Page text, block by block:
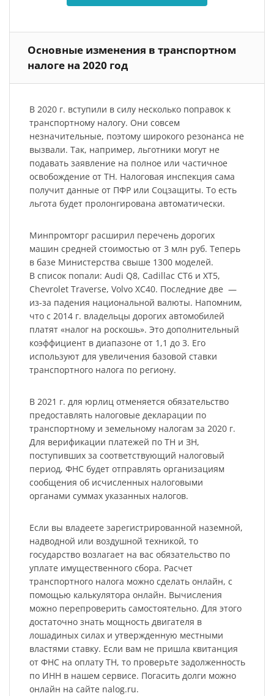
Основные изменения в транспортном
налоге на 2020 год
В 2020 г. вступили в силу несколько поправок к
транспортному налогу. Они совсем
незначительные, поэтому широкого резонанса не
вызвали. Так, например, льготники могут не
подавать заявление на полное или частичное
освобождение от ТН. Налоговая инспекция сама
получит данные от ПФР или Соцзащиты. То есть
льгота будет пролонгирована автоматически.
Минпромторг расширил перечень дорогих
машин средней стоимостью от 3 млн руб. Теперь
в базе Министерства свыше 1300 моделей.
В список попали: Audi Q8, Cadillac CT6 и XT5,
Chevrolet Traverse, Volvo XC40. Последние две —
из-за падения национальной валюты. Напомним,
что с 2014 г. владельцы дорогих автомобилей
платят «налог на роскошь». Это дополнительный
коэффициент в диапазоне от 1,1 до 3. Его
используют для увеличения базовой ставки
транспортного налога по региону.
В 2021 г. для юрлиц отменяется обязательство
предоставлять налоговые декларации по
транспортному и земельному налогам за 2020 г.
Для верификации платежей по ТН и ЗН,
поступивших за соответствующий налоговый
период, ФНС будет отправлять организациям
сообщения об исчисленных налоговыми
органами суммах указанных налогов.
Если вы владеете зарегистрированной наземной,
надводной или воздушной техникой, то
государство возлагает на вас обязательство по
уплате имущественного сбора. Расчет
транспортного налога можно сделать онлайн, с
помощью калькулятора онлайн. Вычисления
можно перепроверить самостоятельно. Для этого
достаточно знать мощность двигателя в
лошадиных силах и утвержденную местными
властями ставку. Если вам не пришла квитанция
от ФНС на оплату ТН, то проверьте задолженность
по ИНН в нашем сервисе. Погасить долги можно
онлайн на сайте nalog.ru.